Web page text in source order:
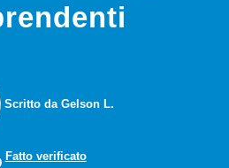
Scritto da Gelson L.
Fatto verificato